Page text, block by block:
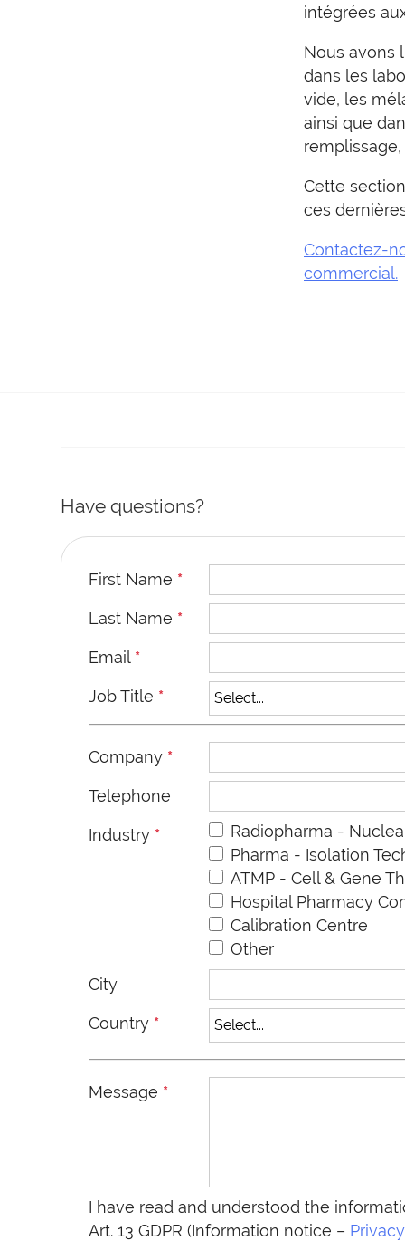
intégrées
Nous avons
dans les
vide, les
ainsi que
Cette
ces
Contactez-
commercial.
Have questions?
First Name *
Last Name *
Email *
Job Title *
Company *
Telephone
Industry *
Radiopharma -
Pharma - Isolation
ATMP - Cell & Gene
Hospital Pharmacy
Calibration Centre
Other
City
Country *
Message *
I have read and understood the
Art. 13 GDPR (Information notice –